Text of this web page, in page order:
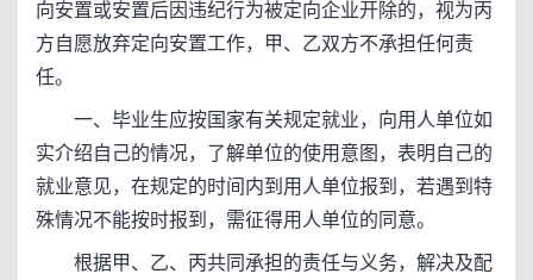
向安置或安置后因违纪行为被定向企业开除的，视为丙
方自愿放弃定向安置工作，甲、乙双方不承担任何责
任。
一、毕业生应按国家有关规定就业，向用人单位如
实介绍自己的情况，了解单位的使用意图，表明自己的
就业意见，在规定的时间内到用人单位报到，若遇到特
殊情况不能按时报到，需征得用人单位的同意。
根据甲、乙、丙共同承担的责任与义务，解决及配